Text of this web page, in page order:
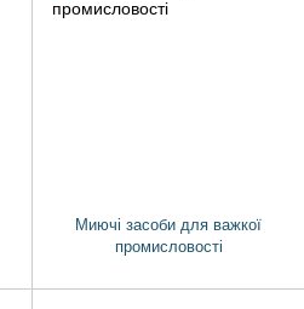
Миючі засоби для важкої
промисловості